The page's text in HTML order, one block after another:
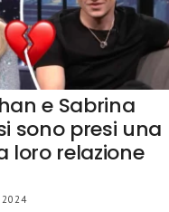
e Sabrina
sono presi una
loro relazione
2024